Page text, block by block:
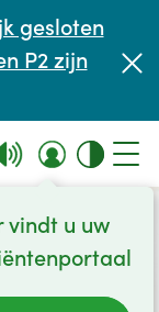
gesloten
P2 zijn
vindt u uw